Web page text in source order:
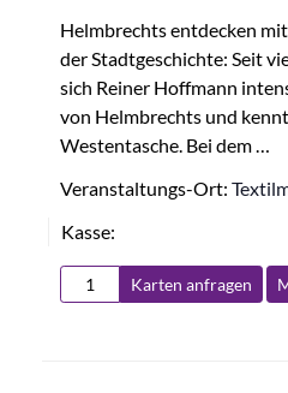
Helmbrechts entdecken
der Stadtgeschichte: Seit
sich Reiner Hoffmann
von Helmbrechts und
Westentasche. Bei dem …
Veranstaltungs-Ort:
Kasse:
Karten anfragen